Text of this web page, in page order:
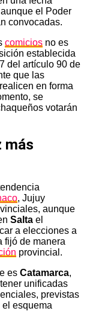
el Poder
convocadas.
comicios no es
establecida
del artículo 90 de
que las
en forma
se
votarán
más
, Jujuy
aunque
Salta el
a elecciones a
fijó de manera
provincial.
es Catamarca,
unificadas
previstas
esquema